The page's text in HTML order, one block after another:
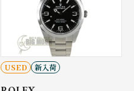
USED 新入荷